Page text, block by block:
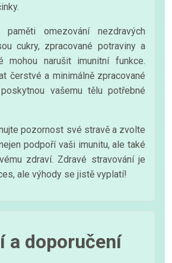
omezování nezdravých
cukry, zpracované potraviny a
mohou narušit imunitní funkce.
čerstvé a minimálně zpracované
vašemu tělu potřebné
pozornost své stravě a zvolte
podpoří vaši imunitu, ale také
zdraví. Zdravé stravování je
ale výhody se jistě vyplatí!
a doporučení